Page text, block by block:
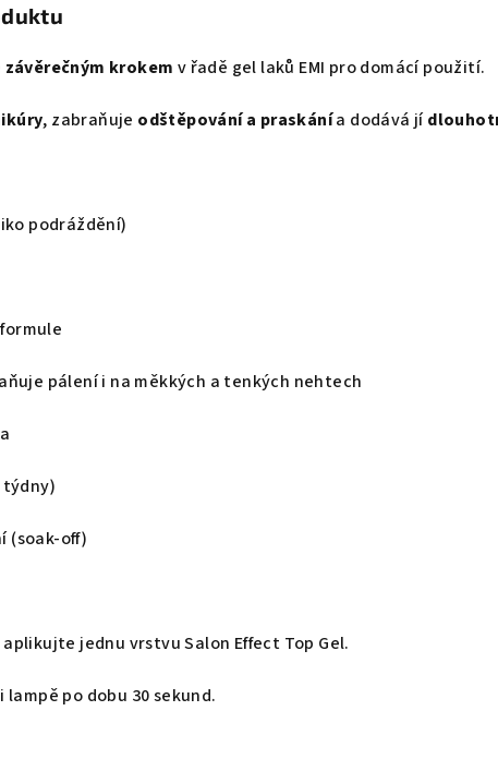
závěrečným krokem v řadě gel laků EMI pro domácí použití.
, zabraňuje odštěpování a praskánía dodává jí
podráždění)
pálení i na měkkých a tenkých nehtech
týdny)
(soak-off)
jednu vrstvu Salon Effect Top Gel.
po dobu 30 sekund.